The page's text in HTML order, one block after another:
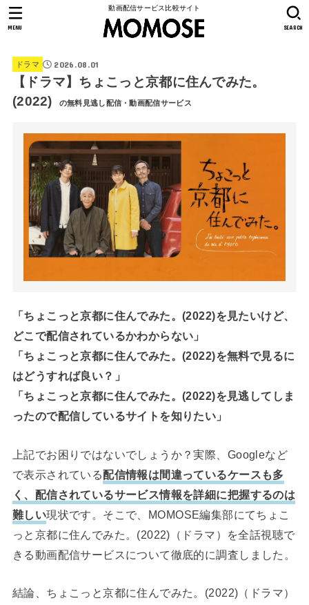
動画配信サービス比較サイト
SEARCH
MENU
ドラマ 2026.08.01
【ドラマ】ちょこっと京都に住んでみた。
(2022)
の無料見逃し配信・動画配信サービス
「ちょこっと京都に住んでみた。(2022)を見たいけど、
どこで配信されているかわからない」
「ちょこっと京都に住んでみた。(2022)を無料で見るに
はどうすれば良い？」
「ちょこっと京都に住んでみた。(2022)を見逃してしま
ったので配信しているサイトを知りたい」
上記でお困りではないでしょうか？実際、Googleなど
で表示されている配信情報は間違っているケースも多
く、配信されているサービス情報を詳細に把握するのは
難しい現状です。そこで、MOMOSE編集部にてちょこ
っと京都に住んでみた。(2022)（ドラマ）を全話視聴で
きる動画配信サービスについて徹底的に調査しました。
結論、ちょこっと京都に住んでみた。(2022)（ドラマ）